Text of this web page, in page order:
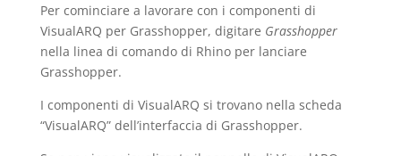
Per cominciare a lavorare con i componenti di
VisualARQ per Grasshopper, digitare Grasshopper
nella linea di comando di Rhino per lanciare
Grasshopper.
I componenti di VisualARQ si trovano nella scheda
“VisualARQ” dell’interfaccia di Grasshopper.